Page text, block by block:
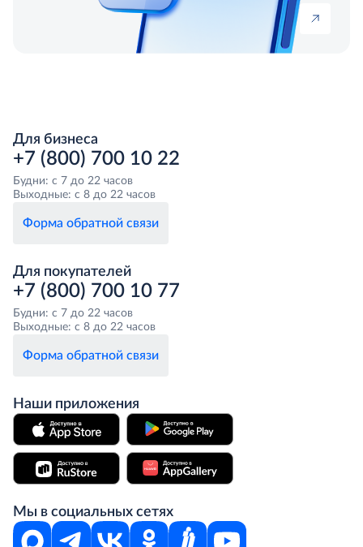
Для бизнеса
+7 (800) 700 10 22
Будни: с 7 до 22 часов
Выходные: с 8 до 22 часов
Форма обратной связи
Для покупателей
+7 (800) 700 10 77
Будни: с 7 до 22 часов
Выходные: с 8 до 22 часов
Форма обратной связи
Наши приложения
Мы в социальных сетях